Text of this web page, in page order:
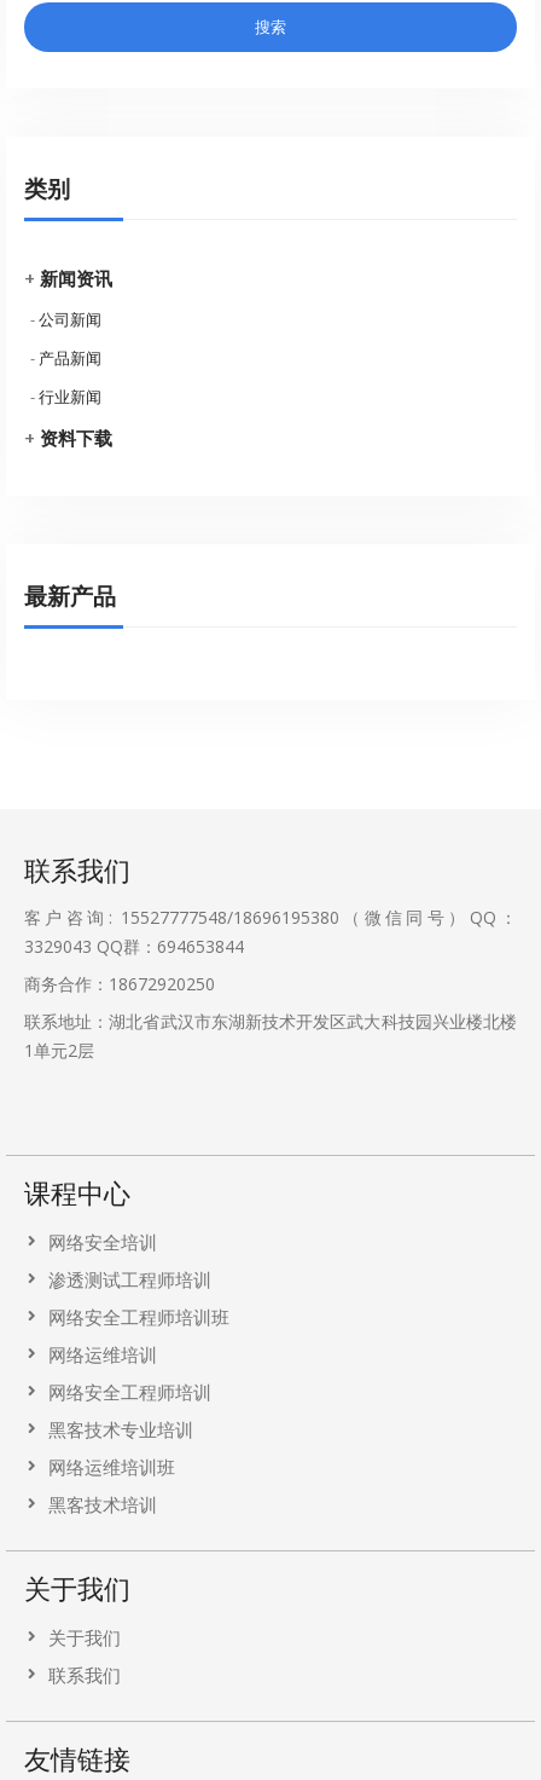
类别
+ 新闻资讯
-公司新闻
- 产品新闻
-行业新闻
+ 资料下载
最新产品
联系我们
客户咨询: 15527777548/18696195380（微信同号）QQ：
3329043 QQ群：694653844
商务合作：18672920250
联系地址：湖北省武汉市东湖新技术开发区武大科技园兴业楼北楼
1单元2层
课程中心
网络安全培训
渗透测试工程师培训
网络安全工程师培训班
网络运维培训
网络安全工程师培训
黑客技术专业培训
网络运维培训班
黑客技术培训
关于我们
关于我们
联系我们
友情链接